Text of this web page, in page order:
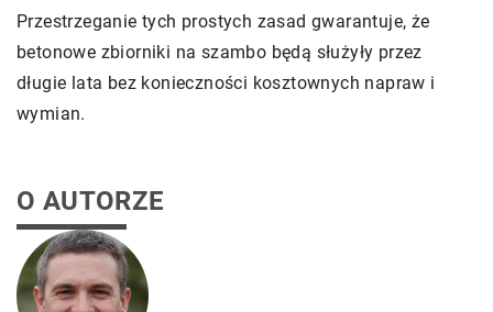
Przestrzeganie tych prostych zasad gwarantuje, że
betonowe zbiorniki na szambo będą służyły przez
długie lata bez konieczności kosztownych napraw i
wymian.
O AUTORZE